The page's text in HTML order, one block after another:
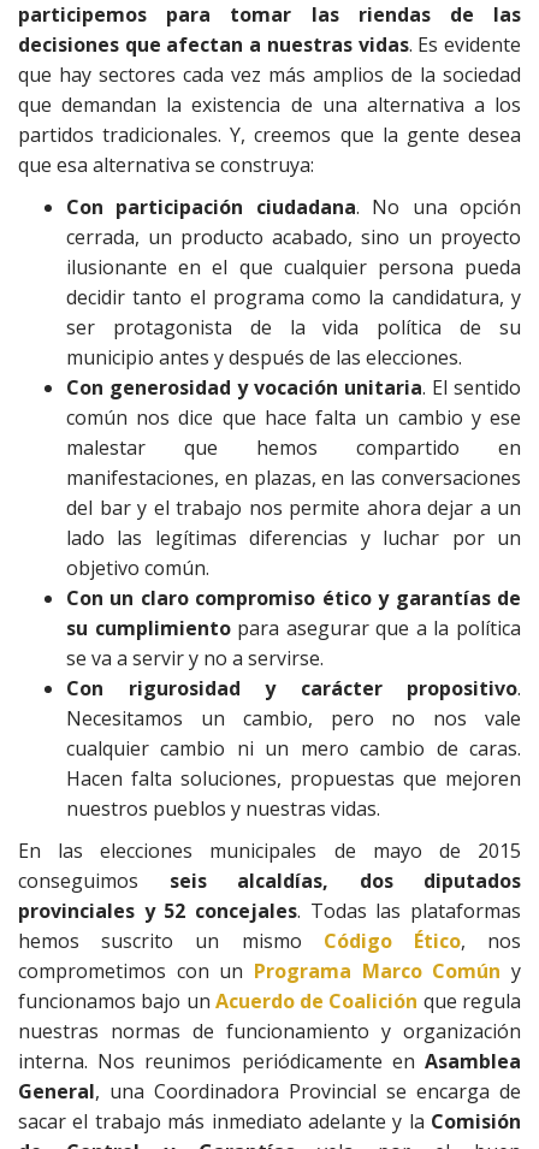
participemos para tomar las riendas de las
decisiones que afectan a nuestras vidas. Es evidente
que hay sectores cada vez más amplios de la sociedad
que demandan la existencia de una alternativa a los
partidos tradicionales. Y, creemos que la gente desea
que esa alternativa se construya:
Con participación ciudadana. No una opción
cerrada, un producto acabado, sino un proyecto
ilusionante en el que cualquier persona pueda
decidir tanto el programa como la candidatura, y
ser protagonista de la vida política de su
municipio antes y después de las elecciones.
Con generosidad y vocación unitaria. El sentido
común nos dice que hace falta un cambio y ese
malestar que hemos compartido en
manifestaciones, en plazas, en las conversaciones
del bar y el trabajo nos permite ahora dejar a un
lado las legítimas diferencias y luchar por un
objetivo común.
Con un claro compromiso ético y garantías de
su cumplimientopara asegurar que a la política
se va a servir y no a servirse.
Con rigurosidad y carácter propositivo.
Necesitamos un cambio, pero no nos vale
cualquier cambio ni un mero cambio de caras.
Hacen falta soluciones, propuestas que mejoren
nuestros pueblos y nuestras vidas.
En las elecciones municipales de mayo de 2015
conseguimos seis alcaldías, dos diputados
provinciales y 52 concejales. Todas las plataformas
hemos suscrito un mismo Código Ético, nos
comprometimos con un Programa Marco Común y
funcionamos bajo un Acuerdo de Coalición que regula
nuestras normas de funcionamiento y organización
interna. Nos reunimos periódicamente en Asamblea
General, una Coordinadora Provincial se encarga de
sacar el trabajo más inmediato adelante y la Comisión